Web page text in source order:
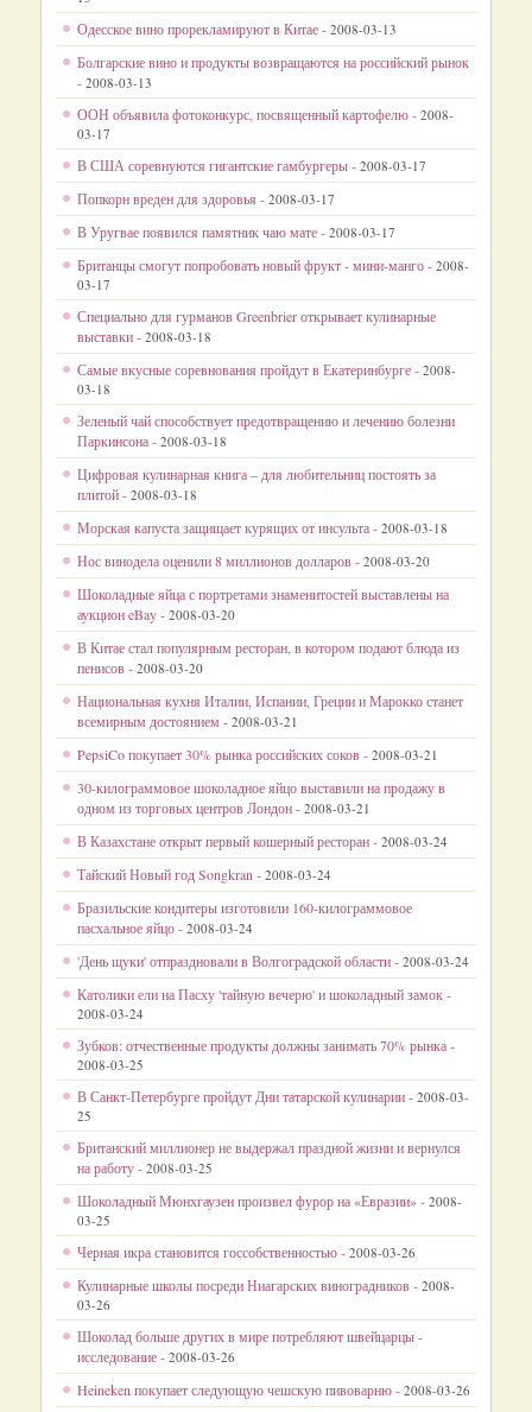
Одесское вино прорекламируют в Китае - 2008-03-13
Болгарские вино и продукты возвращаются на российский рынок
- 2008-03-13
ООН объявила фотоконкурс, посвященный картофелю - 2008-
03-17
В США соревнуются гигантские гамбургеры - 2008-03-17
Попкорн вреден для здоровья - 2008-03-17
В Уругвае появился памятник чаю мате - 2008-03-17
Британцы смогут попробовать новый фрукт - мини-манго - 2008-
03-17
Специально для гурманов Greenbrier открывает кулинарные
выставки - 2008-03-18
Самые вкусные соревнования пройдут в Екатеринбурге - 2008-
03-18
Зеленый чай способствует предотвращению и лечению болезни
Паркинсона - 2008-03-18
Цифровая кулинарная книга – для любительниц постоять за
плитой - 2008-03-18
Морская капуста защищает курящих от инсульта - 2008-03-18
Нос винодела оценили 8 миллионов долларов - 2008-03-20
Шоколадные яйца с портретами знаменитостей выставлены на
аукцион eBay - 2008-03-20
В Китае стал популярным ресторан, в котором подают блюда из
пенисов - 2008-03-20
Национальная кухня Италии, Испании, Греции и Марокко станет
всемирным достоянием - 2008-03-21
PepsiCo покупает 30% рынка российских соков - 2008-03-21
30-килограммовое шоколадное яйцо выставили на продажу в
одном из торговых центров Лондон - 2008-03-21
В Казахстане открыт первый кошерный ресторан - 2008-03-24
Тайский Новый год Songkran - 2008-03-24
Бразильские кондитеры изготовили 160-килограммовое
пасхальное яйцо - 2008-03-24
'День щуки' отпраздновали в Волгоградской области - 2008-03-24
Католики ели на Пасху 'тайную вечерю' и шоколадный замок -
2008-03-24
Зубков: отчественные продукты должны занимать 70% рынка -
2008-03-25
В Санкт-Петербурге пройдут Дни татарской кулинарии - 2008-03-
25
Британский миллионер не выдержал праздной жизни и вернулся
на работу - 2008-03-25
Шоколадный Мюнхгаузен произвел фурор на «Евразии» - 2008-
03-25
Черная икра становится госсобственностью - 2008-03-26
Кулинарные школы посреди Ниагарских виноградников - 2008-
03-26
Шоколад больше других в мире потребляют швейцарцы -
исследование - 2008-03-26
Heineken покупает следующую чешскую пивоварню - 2008-03-26